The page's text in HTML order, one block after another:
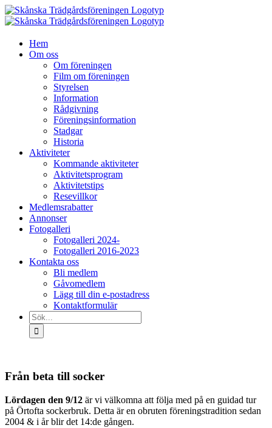
Fortsätt
till
Hem
Om oss
Om föreningen
Film om föreningen
Styrelsen
Information
Rådgivning
Föreningsinformation
Stadgar
Historia
Aktiviteter
Kommande aktiviteter
Aktivitetsprogram
Aktivitetstips
Resevillkor
Medlemsrabatter
Annonser
Fotogalleri
Fotogalleri 2024-
Fotogalleri 2016-2023
Kontakta oss
Bli medlem
Gåvomedlem
Lägg till din e-postadress
Kontaktformulär
Sök
efter:
Från beta till socker
Lördagen den 9/12 är vi välkomna att följa med på en guidad tur
på Örtofta sockerbruk. Detta är en obruten föreningstradition sedan
2004 & i år blir det 14:de gången.